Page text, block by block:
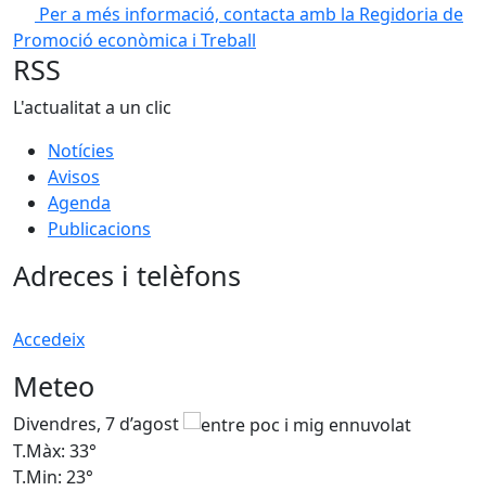
Per a més informació, contacta amb la Regidoria de
Promoció econòmica i Treball
RSS
L'actualitat a un clic
Notícies
Avisos
Agenda
Publicacions
Adreces i telèfons
Accedeix
Meteo
Divendres, 7 d’agost
T.Màx: 33°
T.Min: 23°